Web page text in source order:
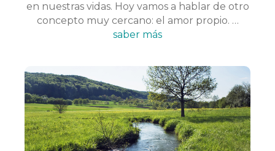
en nuestras vidas. Hoy vamos a hablar de otro
concepto muy cercano: el amor propio. …
saber más